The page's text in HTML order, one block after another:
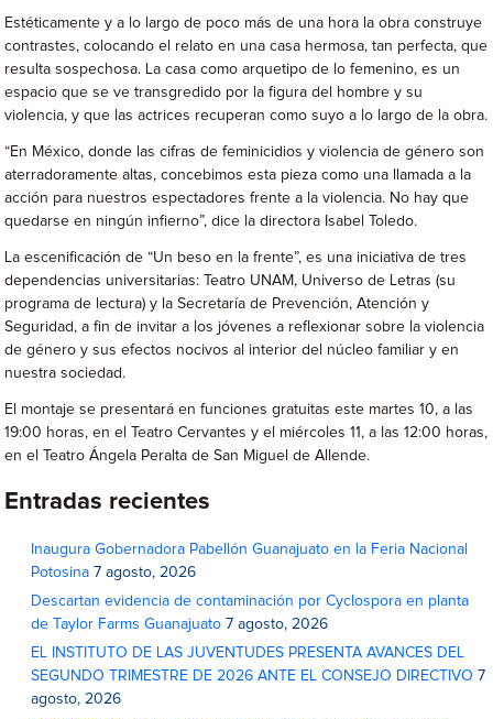
Estéticamente y a lo largo de poco más de una hora la obra construye
contrastes, colocando el relato en una casa hermosa, tan perfecta, que
resulta sospechosa. La casa como arquetipo de lo femenino, es un
espacio que se ve transgredido por la figura del hombre y su
violencia, y que las actrices recuperan como suyo a lo largo de la obra.
“En México, donde las cifras de feminicidios y violencia de género son
aterradoramente altas, concebimos esta pieza como una llamada a la
acción para nuestros espectadores frente a la violencia. No hay que
quedarse en ningún infierno”, dice la directora Isabel Toledo.
La escenificación de “Un beso en la frente”, es una iniciativa de tres
dependencias universitarias: Teatro UNAM, Universo de Letras (su
programa de lectura) y la Secretaría de Prevención, Atención y
Seguridad, a fin de invitar a los jóvenes a reflexionar sobre la violencia
de género y sus efectos nocivos al interior del núcleo familiar y en
nuestra sociedad.
El montaje se presentará en funciones gratuitas este martes 10, a las
19:00 horas, en el Teatro Cervantes y el miércoles 11, a las 12:00 horas,
en el Teatro Ángela Peralta de San Miguel de Allende.
Entradas recientes
Inaugura Gobernadora Pabellón Guanajuato en la Feria Nacional
Potosina 7 agosto, 2026
Descartan evidencia de contaminación por Cyclospora en planta
de Taylor Farms Guanajuato 7 agosto, 2026
EL INSTITUTO DE LAS JUVENTUDES PRESENTA AVANCES DEL
SEGUNDO TRIMESTRE DE 2026 ANTE EL CONSEJO DIRECTIVO 7
agosto, 2026